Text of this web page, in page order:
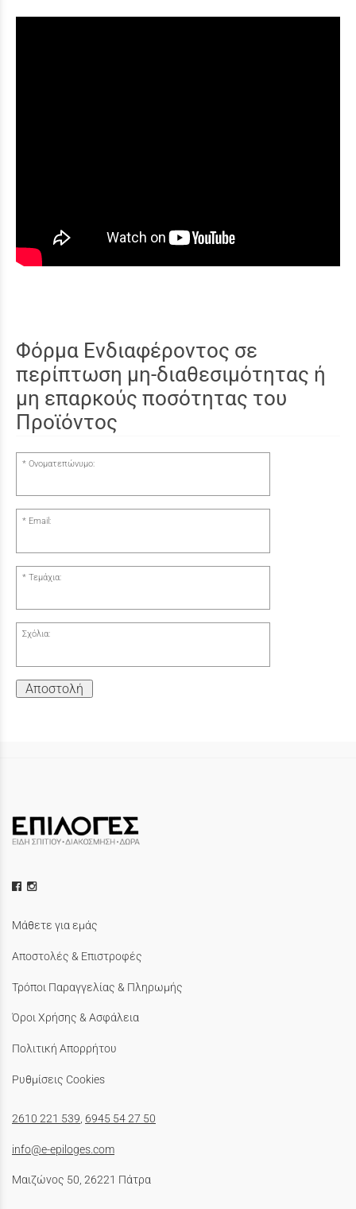
Φόρμα Ενδιαφέροντος σε
περίπτωση μη-διαθεσιμότητας ή
μη επαρκούς ποσότητας του
Προϊόντος
Ονοματεπώνυμο:
Email:
Τεμάχια:
Σχόλια:
Αποστολή
Μάθετε για εμάς
Αποστολές & Επιστροφές
Τρόποι Παραγγελίας & Πληρωμής
Όροι Χρήσης & Ασφάλεια
Πολιτική Απορρήτου
Ρυθμίσεις Cookies
2610 221 539 6945 54 27 50
info@e-epiloges.com
Μαιζώνος 50, 26221 Πάτρα